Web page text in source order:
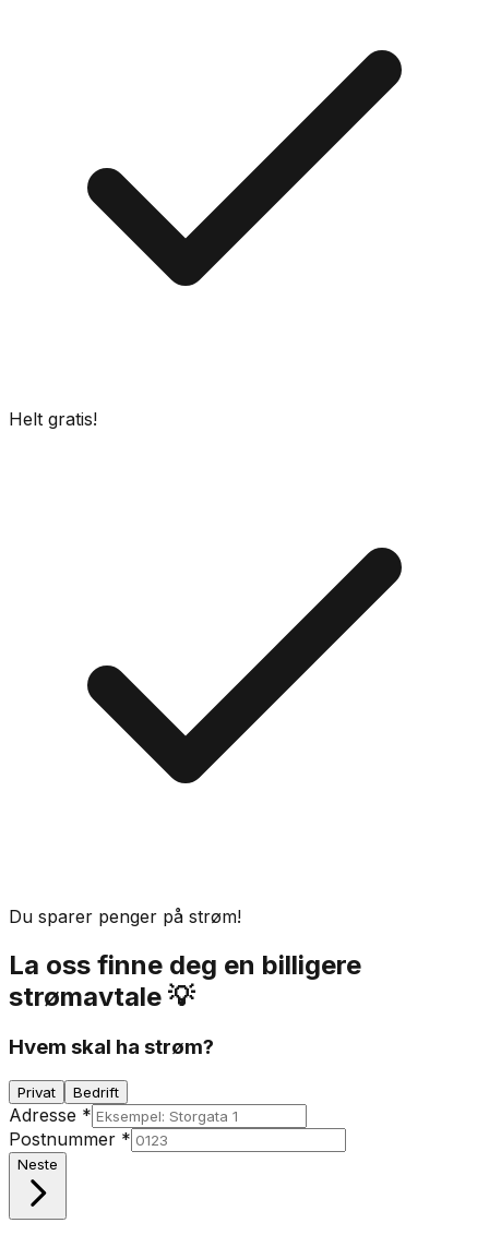
Helt gratis!
Du sparer penger på strøm!
La oss finne deg en billigere
strømavtale 💡
Hvem skal ha strøm?
Privat Bedrift
Adresse *
Postnummer *
Neste